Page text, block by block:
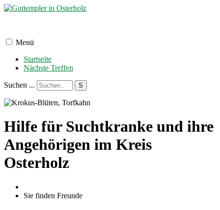
Menü
Startseite
Nächste Treffen
Suchen ... S
Hilfe für Suchtkranke und ihre
Angehörigen im Kreis
Osterholz
Sie finden Freunde